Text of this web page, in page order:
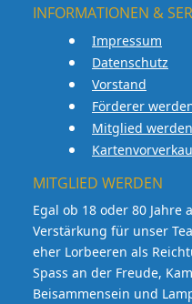
INFORMATIONEN &
Impressum
Datenschutz
Vorstand
Förderer
Mitglied werden
MITGLIED WERDEN
Egal ob 18 oder 80
Verstärkung für unser
eher Lorbeeren als
Spass an der Freude,
Beisammensein und